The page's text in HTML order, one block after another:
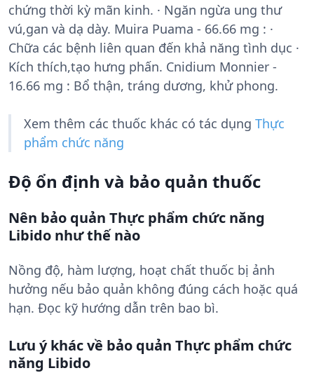
chứng thời kỳ mãn kinh. · Ngăn ngừa ung thư
vú,gan và dạ dày. Muira Puama - 66.66 mg : ·
Chữa các bệnh liên quan đến khả năng tình dục ·
Kích thích,tạo hưng phấn. Cnidium Monnier -
16.66 mg : Bổ thận, tráng dương, khử phong.
Xem thêm các thuốc khác có tác dụng Thực
phẩm chức năng
Độ ổn định và bảo quản thuốc
Nên bảo quản Thực phẩm chức năng
Libido như thế nào
Nồng độ, hàm lượng, hoạt chất thuốc bị ảnh
hưởng nếu bảo quản không đúng cách hoặc quá
hạn. Đọc kỹ hướng dẫn trên bao bì.
Lưu ý khác về bảo quản Thực phẩm chức
năng Libido